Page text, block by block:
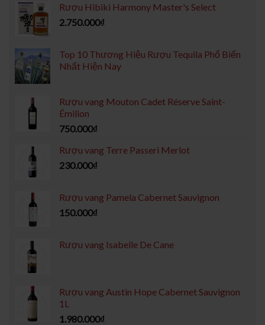
Rượu Hibiki Harmony Master's Select
2.750.000₫
Top 10 Thương Hiệu Rượu Tequila Phổ Biến
Nhất Hiện Nay
Rượu vang Mouton Cadet Réserve Saint-
Émilion
750.000₫
Rượu vang Terre Passeri Merlot
230.000₫
Rượu vang Pamela Cabernet Sauvignon
150.000₫
Rượu vang Isabelle De Cane
Rượu vang Austin Hope Cabernet Sauvignon
1L
1.980.000₫